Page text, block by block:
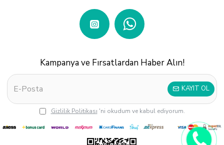
Kampanya ve Fırsatlardan Haber Alın!
KAYIT OL
Gizlilik Politikası 'ni okudum ve kabul ediyorum.